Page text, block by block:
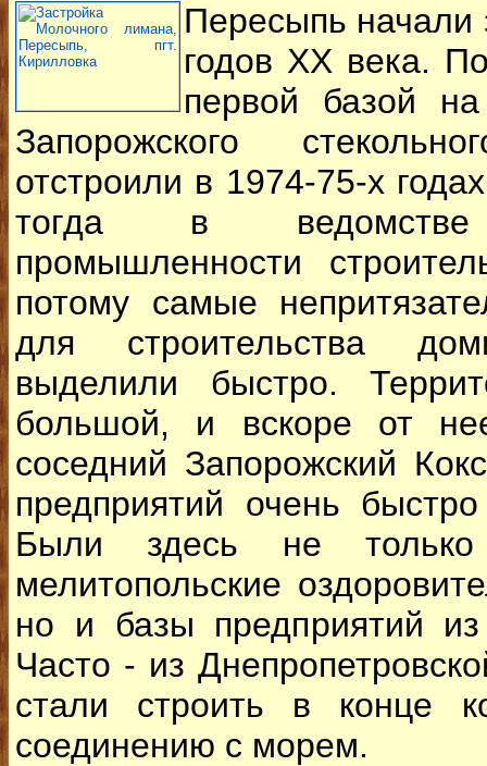
Пересыпь начали
годов ХХ века.
первой базой
Запорожского
отстроили в 1974-75-х
тогда в ведомстве
промышленности
потому самые
для строительства
выделили быстро.
большой, и вскоре от
соседний Запорожский
предприятий очень
Были здесь не только
мелитопольские
но и базы предприятий из
Часто - из
стали строить в конце
соединению с морем.